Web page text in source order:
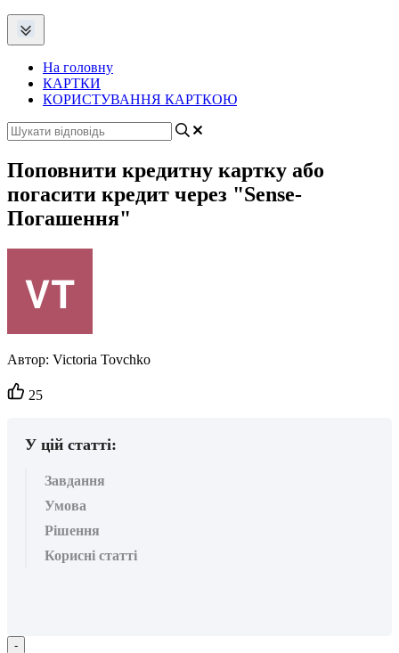
На головну
КАРТКИ
КОРИСТУВАННЯ КАРТКОЮ
Поповнити кредитну картку або
погасити кредит через "Sense-
Погашення"
Автор: Victoria Tovchko
Кількість
вподобайок:
25
У цій статті:
Завдання
Умова
Рішення
Корисні статті
-